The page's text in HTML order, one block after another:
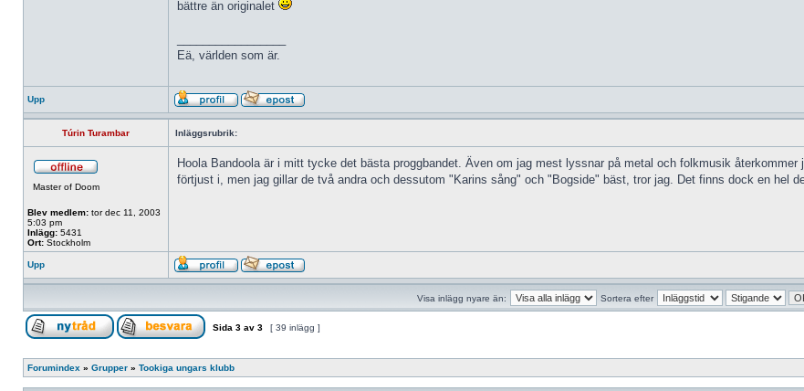
bättre än originalet
Eä, världen som är.
Upp
Túrin Turambar Inläggsrubrik:
Master of Doom
Blev medlem: tor dec 11, 2003
5:03 pm
Inlägg: 5431
Ort: Stockholm
Hoola Bandoola är i mitt tycke det bästa proggbandet. Även om jag mest lyssnar på metal och folkmusik
förtjust i, men jag gillar de två andra och dessutom "Karins sång" och "Bogside" bäst, tror jag. Det finns dock en hel
Upp
Visa inlägg nyare än: Sortera efter
Sida 3 av 3 [ 39 inlägg ]
Forumindex » Grupper » Tookiga ungars klubb